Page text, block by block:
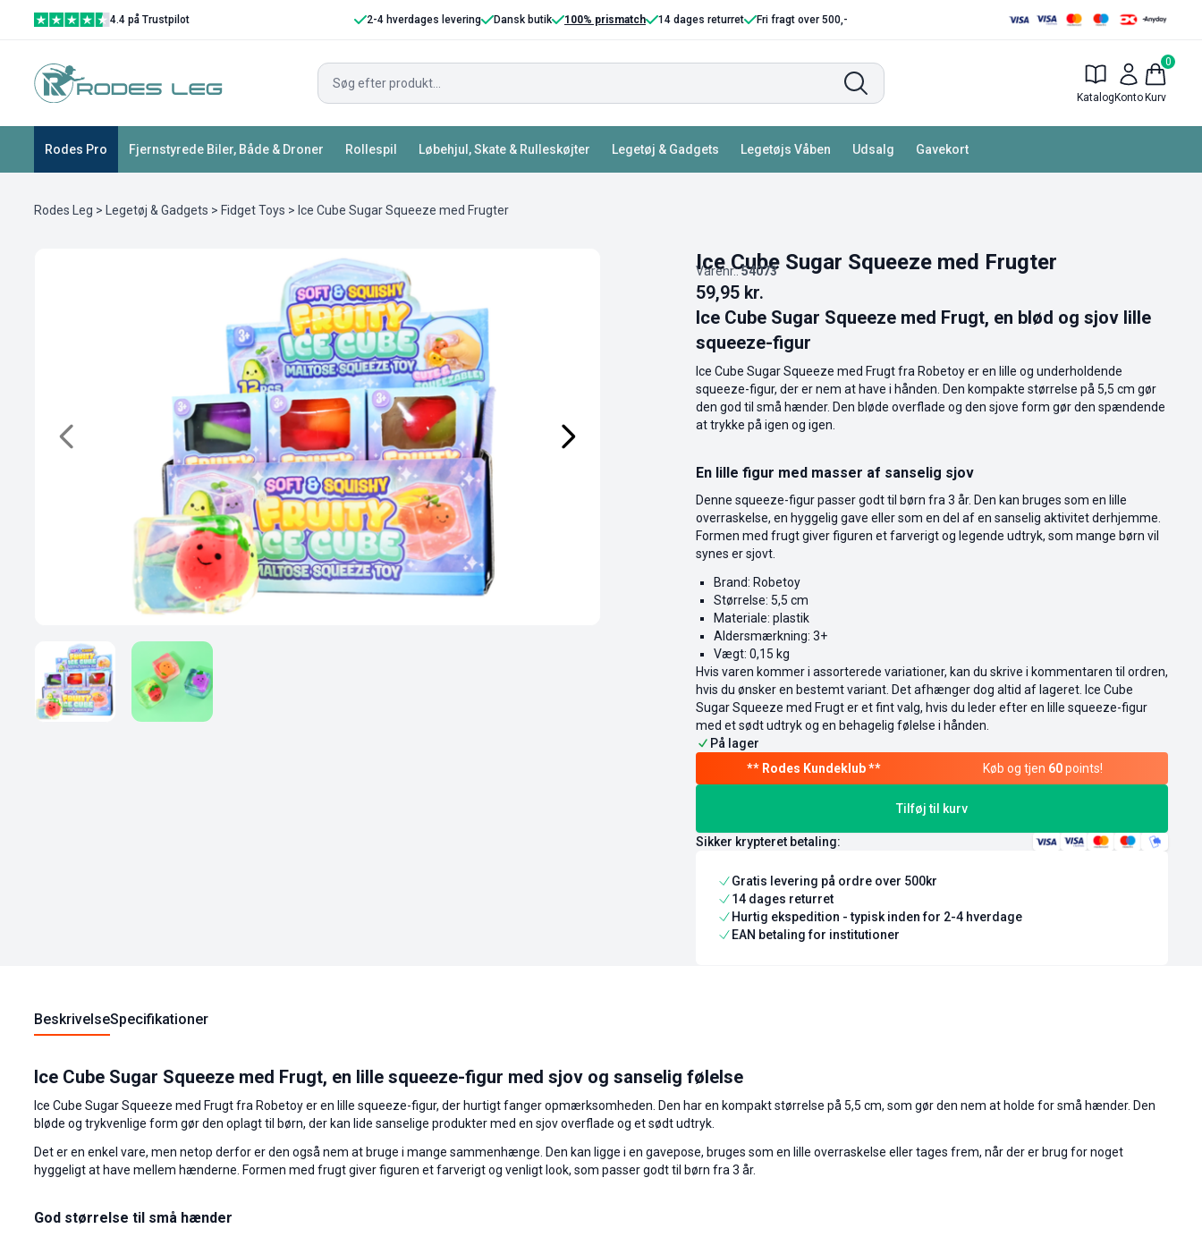
4.4 på Trustpilot 2-4 hverdages levering Dansk butik 100% prismatch 14 dages returret Fri fragt over 500,-
Katalog Konto
0
Kurv
Rodes Pro Fjernstyrede Biler, Både & Droner Rollespil Løbehjul, Skate & Rulleskøjter Legetøj & Gadgets Legetøjs Våben Udsalg Gavekort
Rodes Leg > Legetøj & Gadgets > Fidget Toys > Ice Cube Sugar Squeeze med Frugter
Ice Cube Sugar Squeeze med Frugter
Varenr.:54073
59,95 kr.
Ice Cube Sugar Squeeze med Frugt, en blød og sjov lille
squeeze-figur
Ice Cube Sugar Squeeze med Frugt fra Robetoy er en lille og underholdende
squeeze-figur, der er nem at have i hånden. Den kompakte størrelse på 5,5 cm gør
den god til små hænder. Den bløde overflade og den sjove form gør den spændende
at trykke på igen og igen.
En lille figur med masser af sanselig sjov
Denne squeeze-figur passer godt til børn fra 3 år. Den kan bruges som en lille
overraskelse, en hyggelig gave eller som en del af en sanselig aktivitet derhjemme.
Formen med frugt giver figuren et farverigt og legende udtryk, som mange børn vil
synes er sjovt.
Brand: Robetoy
Størrelse: 5,5 cm
Materiale: plastik
Aldersmærkning: 3+
Vægt: 0,15 kg
Hvis varen kommer i assorterede variationer, kan du skrive i kommentaren til ordren,
hvis du ønsker en bestemt variant. Det afhænger dog altid af lageret. Ice Cube
Sugar Squeeze med Frugt er et fint valg, hvis du leder efter en lille squeeze-figur
med et sødt udtryk og en behagelig følelse i hånden.
På lager
Køb og tjen 60points!
Tilføj til kurv
Sikker krypteret betaling:
Gratis levering på ordre over 500kr
14 dages returret
Hurtig ekspedition - typisk inden for 2-4 hverdage
EAN betaling for institutioner
BeskrivelseSpecifikationer
Ice Cube Sugar Squeeze med Frugt, en lille squeeze-figur med sjov og sanselig følelse
Ice Cube Sugar Squeeze med Frugt fra Robetoy er en lille squeeze-figur, der hurtigt fanger opmærksomheden. Den har en kompakt størrelse på 5,5 cm, som gør den nem at holde for små hænder. Den
bløde og trykvenlige form gør den oplagt til børn, der kan lide sanselige produkter med en sjov overflade og et sødt udtryk.
Det er en enkel vare, men netop derfor er den også nem at bruge i mange sammenhænge. Den kan ligge i en gavepose, bruges som en lille overraskelse eller tages frem, når der er brug for noget
hyggeligt at have mellem hænderne. Formen med frugt giver figuren et farverigt og venligt look, som passer godt til børn fra 3 år.
God størrelse til små hænder